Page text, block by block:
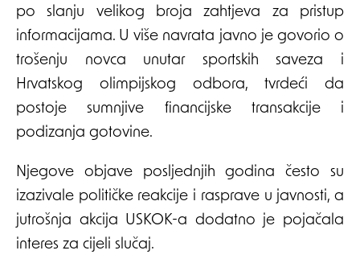
po slanju velikog broja zahtjeva za pristup
informacijama. U više navrata javno je govorio o
trošenju novca unutar sportskih saveza i
Hrvatskog olimpijskog odbora, tvrdeći da
postoje sumnjive financijske transakcije i
podizanja gotovine.
Njegove objave posljednjih godina često su
izazivale političke reakcije i rasprave u javnosti, a
jutrošnja akcija USKOK-a dodatno je pojačala
interes za cijeli slučaj.